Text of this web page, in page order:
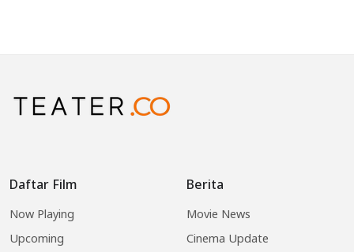
Daftar Film
Now Playing
Upcoming
Berita
Movie News
Cinema Update